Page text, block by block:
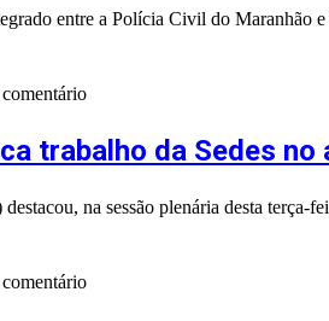
entre a Polícia Civil do Maranhão
trabalho da Sedes
na sessão plenária desta